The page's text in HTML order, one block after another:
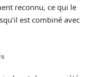
reconnu, ce qui le
est combiné avec